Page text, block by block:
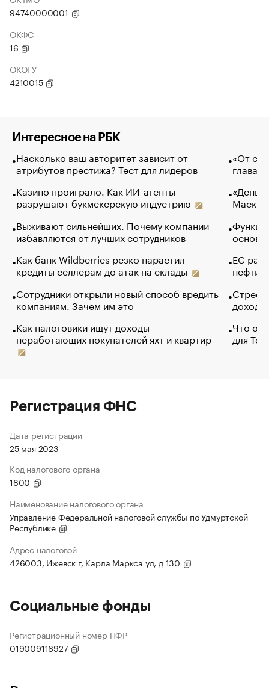
94740000001
ОКФС
16
ОКОГУ
4210015
Интересное на РБК
Насколько ваш авторитет зависит от
атрибутов престижа? Тест для лидеров
Казино проиграло. Как ИИ-агенты
разрушают букмекерскую индустрию
Выживают сильнейших. Почему компании
избавляются от лучших сотрудников
Как банк Wildberries резко нарастил
кредиты селлерам до атак на склады
Сотрудники открыли новый способ вредить
компаниям. Зачем им это
Как налоговики ищут доходы
неработающих покупателей яхт и квартир
«От
глава
Маск в
основ
ЕС
нефти
Что
для
Регистрация ФНС
Дата регистрации
25 мая 2023
Код налогового органа
1800
Наименование налогового органа
Управление Федеральной налоговой службы по Удмуртской
Республике
Адрес налоговой
426003, Ижевск г, Карла Маркса ул, д 130
Социальные фонды
Регистрационный номер ПФР
019009116927